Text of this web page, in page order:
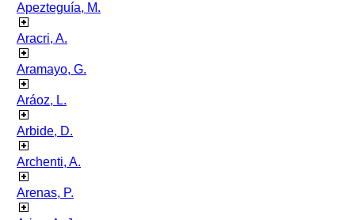
Apezteguía, M.
Aracri, A.
Aramayo, G.
Aráoz, L.
Arbide, D.
Archenti, A.
Arenas, P.